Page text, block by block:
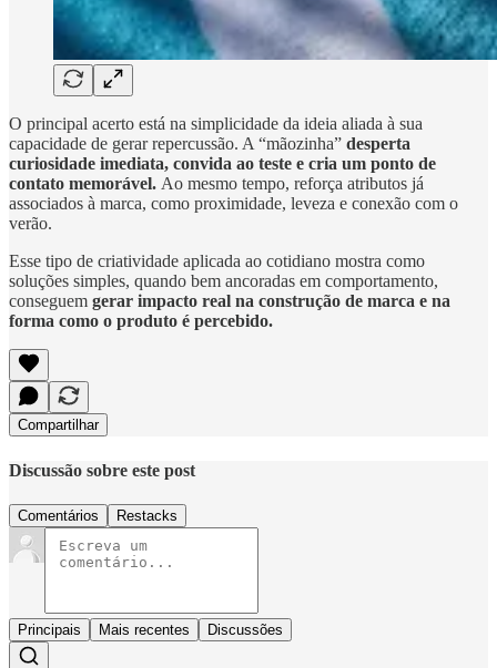
O principal acerto está na simplicidade da ideia aliada à sua
capacidade de gerar repercussão. A “mãozinha” desperta
curiosidade imediata, convida ao teste e cria um ponto de
contato memorável. Ao mesmo tempo, reforça atributos já
associados à marca, como proximidade, leveza e conexão com o
verão.
Esse tipo de criatividade aplicada ao cotidiano mostra como
soluções simples, quando bem ancoradas em comportamento,
conseguem gerar impacto real na construção de marca e na
forma como o produto é percebido.
Compartilhar
Discussão sobre este post
Comentários Restacks
Principais Mais recentes Discussões